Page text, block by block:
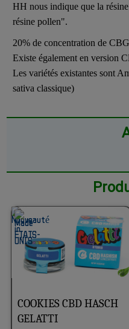
HH nous indique que la
résine pollen".
20% de concentration de
Existe également en version
Les variétés existantes sont
sativa classique)
COOKIES CBD HASCH
GELATTI